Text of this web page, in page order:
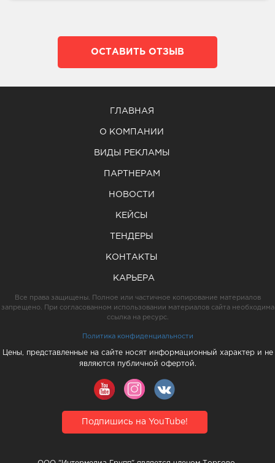
ОСТАВИТЬ ОТЗЫВ
ГЛАВНАЯ
О КОМПАНИИ
ВИДЫ РЕКЛАМЫ
ПАРТНЕРАМ
НОВОСТИ
КЕЙСЫ
ТЕНДЕРЫ
КОНТАКТЫ
КАРЬЕРА
Все права защищены. Полное или частичное копирование материалов
запрещено. При согласованном использовании материалов сайта необходима
ссылка на ресурс.
Политика конфиденциальности
Цены, представленные на сайте носят информационный характер и не
являются публичной офертой.
Подпишись на YouTube!